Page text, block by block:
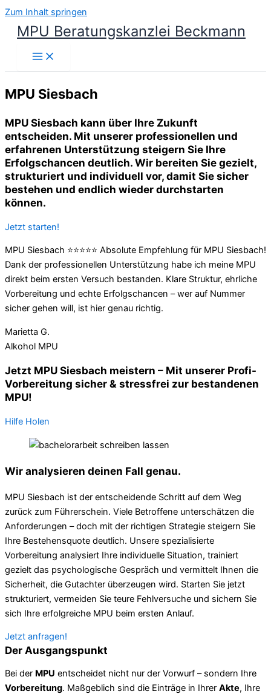
Zum Inhalt springen
MPU Beratungskanzlei Beckmann
MPU Siesbach
MPU Siesbach kann über Ihre Zukunft
entscheiden. Mit unserer professionellen und
erfahrenen Unterstützung steigern Sie Ihre
Erfolgschancen deutlich. Wir bereiten Sie gezielt,
strukturiert und individuell vor, damit Sie sicher
bestehen und endlich wieder durchstarten
können.
Jetzt starten!
MPU Siesbach ⭐⭐⭐⭐⭐ Absolute Empfehlung für MPU Siesbach!
Dank der professionellen Unterstützung habe ich meine MPU
direkt beim ersten Versuch bestanden. Klare Struktur, ehrliche
Vorbereitung und echte Erfolgschancen – wer auf Nummer
sicher gehen will, ist hier genau richtig.
Marietta G.
Alkohol MPU
Jetzt MPU Siesbach meistern – Mit unserer Profi-
Vorbereitung sicher & stressfrei zur bestandenen
MPU!
Hilfe Holen
Wir analysieren deinen Fall genau.
MPU Siesbach ist der entscheidende Schritt auf dem Weg
zurück zum Führerschein. Viele Betroffene unterschätzen die
Anforderungen – doch mit der richtigen Strategie steigern Sie
Ihre Bestehensquote deutlich. Unsere spezialisierte
Vorbereitung analysiert Ihre individuelle Situation, trainiert
gezielt das psychologische Gespräch und vermittelt Ihnen die
Sicherheit, die Gutachter überzeugen wird. Starten Sie jetzt
strukturiert, vermeiden Sie teure Fehlversuche und sichern Sie
sich Ihre erfolgreiche MPU beim ersten Anlauf.
Jetzt anfragen!
Der Ausgangspunkt
Bei der MPU entscheidet nicht nur der Vorwurf – sondern Ihre
Vorbereitung. Maßgeblich sind die Einträge in Ihrer Akte, Ihre